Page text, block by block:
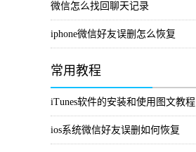
微信怎么找回聊天记录
iphone微信好友误删怎么恢复
常用教程
iTunes软件的安装和使用图文教程
ios系统微信好友误删如何恢复